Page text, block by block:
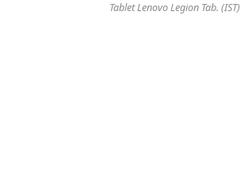
Tablet Lenovo Legion Tab. (IST)